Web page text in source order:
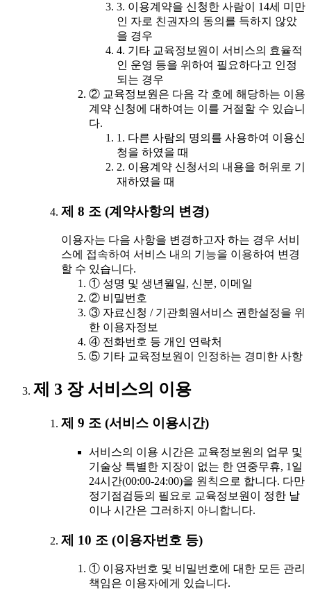
3. 이용계약을 신청한 사람이 14세 미만
인 자로 친권자의 동의를 득하지 않았
을 경우
4. 기타 교육정보원이 서비스의 효율적
인 운영 등을 위하여 필요하다고 인정
되는 경우
② 교육정보원은 다음 각 호에 해당하는 이용
계약 신청에 대하여는 이를 거절할 수 있습니
다.
1. 다른 사람의 명의를 사용하여 이용신
청을 하였을 때
2. 이용계약 신청서의 내용을 허위로 기
재하였을 때
제 8 조 (계약사항의 변경)
이용자는 다음 사항을 변경하고자 하는 경우 서비
스에 접속하여 서비스 내의 기능을 이용하여 변경
할 수 있습니다.
① 성명 및 생년월일, 신분, 이메일
② 비밀번호
③ 자료신청 / 기관회원서비스 권한설정을 위
한 이용자정보
④ 전화번호 등 개인 연락처
⑤ 기타 교육정보원이 인정하는 경미한 사항
제 3 장 서비스의 이용
제 9 조 (서비스 이용시간)
서비스의 이용 시간은 교육정보원의 업무 및
기술상 특별한 지장이 없는 한 연중무휴, 1일
24시간(00:00-24:00)을 원칙으로 합니다. 다만
정기점검등의 필요로 교육정보원이 정한 날
이나 시간은 그러하지 아니합니다.
제 10 조 (이용자번호 등)
① 이용자번호 및 비밀번호에 대한 모든 관리
책임은 이용자에게 있습니다.